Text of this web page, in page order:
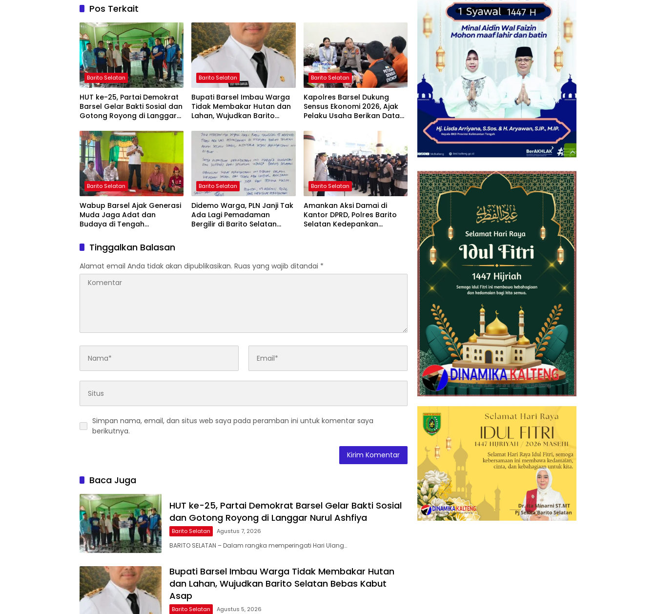
Pos Terkait
Barito Selatan
HUT ke-25, Partai Demokrat
Barsel Gelar Bakti Sosial dan
Gotong Royong di Langgar
Barito Selatan
Bupati Barsel Imbau Warga
Tidak Membakar Hutan dan
Lahan, Wujudkan Barito
Barito Selatan
Kapolres Barsel Dukung
Sensus Ekonomi 2026, Ajak
Pelaku Usaha Berikan Data
Barito Selatan
Wabup Barsel Ajak Generasi
Muda Jaga Adat dan
Budaya di Tengah
Barito Selatan
Didemo Warga, PLN Janji Tak
Ada Lagi Pemadaman
Bergilir di Barito Selatan
Barito Selatan
Amankan Aksi Damai di
Kantor DPRD, Polres Barito
Selatan Kedepankan
Tinggalkan Balasan
Alamat email Anda tidak akan dipublikasikan. Ruas yang wajib ditandai *
Simpan nama, email, dan situs web saya pada peramban ini untuk komentar saya
berikutnya.
Baca Juga
HUT ke-25, Partai Demokrat Barsel Gelar Bakti Sosial
dan Gotong Royong di Langgar Nurul Ashfiya
Barito Selatan Agustus 7, 2026
BARITO SELATAN – Dalam rangka memperingati Hari Ulang…
Bupati Barsel Imbau Warga Tidak Membakar Hutan
dan Lahan, Wujudkan Barito Selatan Bebas Kabut
Asap
Barito Selatan Agustus 5, 2026